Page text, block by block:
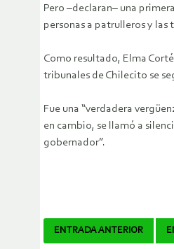
Pero –declaran– una
personas a patrulleros y las
Como resultado, Elma
tribunales de Chilecito se
Fue una “verdadera
en cambio, se llamó a
gobernador”.
Navegador
ENTRADA ANTERIOR